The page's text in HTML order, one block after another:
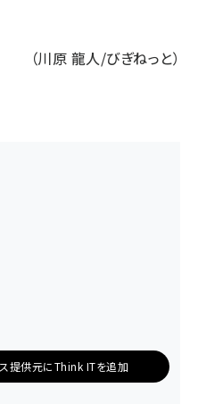
（川原 龍人/びぎねっと）
提供元にThink ITを追加